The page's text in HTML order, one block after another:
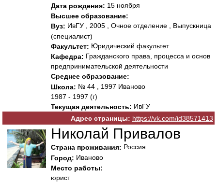
Дата рождения: 15 ноября
Высшее образование:
Вуз: ИвГУ , 2005 , Очное отделение , Выпускница
(специалист)
Факультет: Юридический факультет
Кафедра: Гражданского права, процесса и основ
предпринимательской деятельности
Среднее образование:
Школа: № 44 , 1997 Иваново
1987 - 1997 (г)
Текущая деятельность: ИвГУ
Адрес страницы: https://vk.com/id38571413
Николай Привалов
Страна проживания: Россия
Город: Иваново
Место работы:
юрист